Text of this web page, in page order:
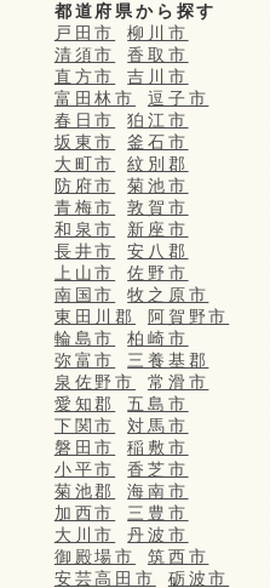
都道府県から探す
戸田市
柳川市
清須市
香取市
直方市
吉川市
富田林市
逗子市
春日市
狛江市
坂東市
釜石市
大町市
紋別郡
防府市
菊池市
青梅市
敦賀市
和泉市
新座市
長井市
安八郡
上山市
佐野市
南国市
牧之原市
東田川郡
阿賀野市
輪島市
柏崎市
弥富市
三養基郡
泉佐野市
常滑市
愛知郡
五島市
下関市
対馬市
磐田市
稲敷市
小平市
香芝市
菊池郡
海南市
加西市
三豊市
大川市
丹波市
御殿場市
筑西市
安芸高田市
砺波市